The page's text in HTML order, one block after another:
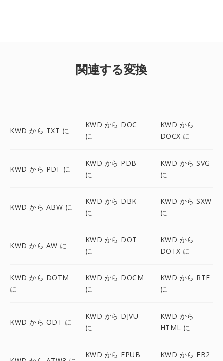
関連する変換
KWD から TXT に
KWD から DOC
に
KWD から
DOCX に
KWD から PDF に
KWD から PDB
に
KWD から SVG
に
KWD から ABW に
KWD から DBK
に
KWD から SXW
に
KWD から AW に
KWD から DOT
に
KWD から
DOTX に
KWD から DOTM
に
KWD から DOCM
に
KWD から RTF
に
KWD から ODT に
KWD から DJVU
に
KWD から
HTML に
KWD から EPUB
KWD から FB2